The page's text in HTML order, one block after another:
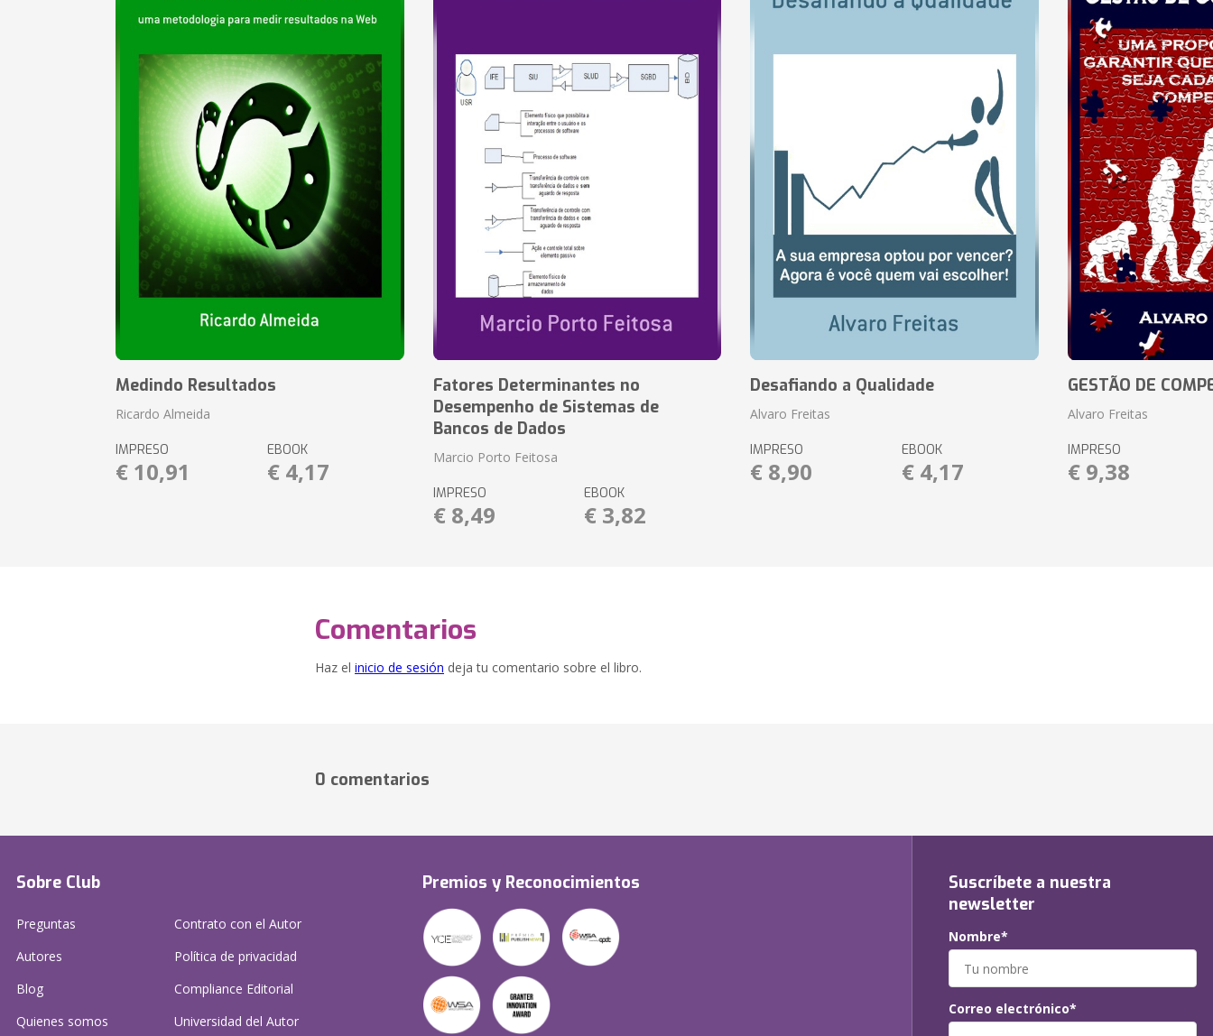
Medindo Resultados
Ricardo Almeida
IMPRESO
€ 10,91
EBOOK
€ 4,17
Fatores Determinantes no
Desempenho de Sistemas de
Bancos de Dados
Marcio Porto Feitosa
IMPRESO
€ 8,49
EBOOK
€ 3,82
Desafiando a Qualidade
Alvaro Freitas
IMPRESO
€ 8,90
EBOOK
€ 4,17
GESTÃO DE
Alvaro Freitas
IMPRESO
€ 9,38
Comentarios
Haz el inicio de sesión deja tu comentario sobre el libro.
0 comentarios
Sobre Club
Preguntas
Autores
Blog
Quienes somos
Contrato con el Autor
Política de privacidad
Compliance Editorial
Universidad del Autor
Premios y Reconocimientos
Suscríbete a nuestra
newsletter
Nombre*
Correo electrónico*